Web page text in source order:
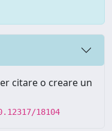
citare o creare un
18104